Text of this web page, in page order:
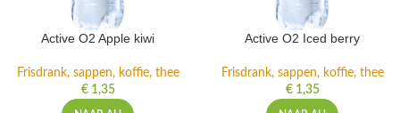
Active O2 Apple kiwi
Frisdrank, sappen, koffie, thee
€1,35
Active O2 Iced berry
Frisdrank, sappen, koffie, thee
€1,35